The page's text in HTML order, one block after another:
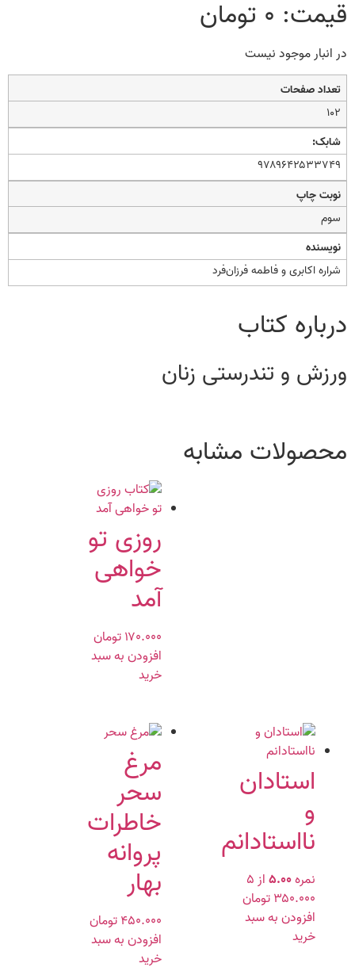
قیمت: ۰ تومان
در انبار موجود نیست
تعداد صفحات
۱۰۲
شابک:
۹۷۸۹۶۴۲۵۳۳۷۴۹
نوبت چاپ
سوم
نویسنده
شراره اکابری و فاطمه فرزان‌فرد
درباره کتاب
ورزش و تندرستی زنان
محصولات مشابه
روزی تو
خواهی
آمد
۱۷۰.۰۰۰تومان
افزودن به سبد
خرید
استادان
و
نااستادانم
نمره۵.۰۰از ۵
۳۵۰.۰۰۰تومان
افزودن به سبد
خرید
مرغ
سحر
خاطرات
پروانه
بهار
۴۵۰.۰۰۰تومان
افزودن به سبد
خرید